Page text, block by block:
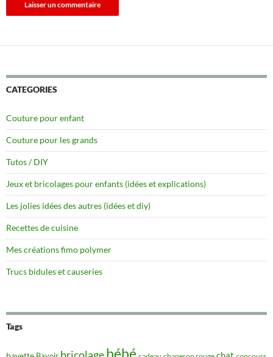
CATEGORIES
Couture pour enfant
Couture pour les grands
Tutos / DIY
Jeux et bricolages pour enfants (idées et explications)
Les jolies idées des autres (idées et diy)
Recettes de cuisine
Mes créations fimo polymer
Trucs bidules et causeries
Tags
bricolagebébé